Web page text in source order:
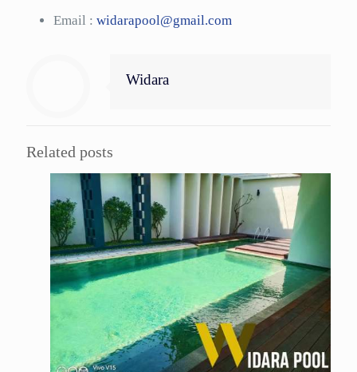
Email : widarapool@gmail.com
Widara
Related posts